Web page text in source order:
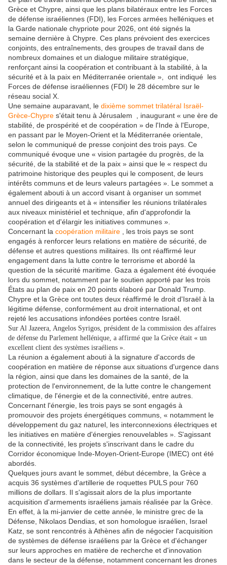
Grèce et Chypre, ainsi que les plans bilatéraux entre les Forces
de défense israéliennes (FDI), les Forces armées helléniques et
la Garde nationale chypriote pour 2026, ont été signés la
semaine dernière à Chypre. Ces plans prévoient des exercices
conjoints, des entraînements, des groupes de travail dans de
nombreux domaines et un dialogue militaire stratégique,
renforçant ainsi la coopération et contribuant à la stabilité, à la
sécurité et à la paix en Méditerranée orientale », ont indiqué les
Forces de défense israéliennes (FDI) le 28 décembre sur le
réseau social X.
Une semaine auparavant, le dixième sommet trilatéral Israël-
Grèce-Chypre s'était tenu à Jérusalem , inaugurant « une ère de
stabilité, de prospérité et de coopération » de l'Inde à l'Europe,
en passant par le Moyen-Orient et la Méditerranée orientale,
selon le communiqué de presse conjoint des trois pays. Ce
communiqué évoque une « vision partagée du progrès, de la
sécurité, de la stabilité et de la paix » ainsi que le « respect du
patrimoine historique des peuples qui le composent, de leurs
intérêts communs et de leurs valeurs partagées ». Le sommet a
également abouti à un accord visant à organiser un sommet
annuel des dirigeants et à « intensifier les réunions trilatérales
aux niveaux ministériel et technique, afin d'approfondir la
coopération et d'élargir les initiatives communes ».
Concernant la coopération militaire , les trois pays se sont
engagés à renforcer leurs relations en matière de sécurité, de
défense et autres questions militaires. Ils ont réaffirmé leur
engagement dans la lutte contre le terrorisme et abordé la
question de la sécurité maritime. Gaza a également été évoquée
lors du sommet, notamment par le soutien apporté par les trois
États au plan de paix en 20 points élaboré par Donald Trump.
Chypre et la Grèce ont toutes deux réaffirmé le droit d'Israël à la
légitime défense, conformément au droit international, et ont
rejeté les accusations infondées portées contre Israël.
Sur Al Jazeera, Angelos Syrigos, président de la commission des affaires
de défense du Parlement hellénique, a affirmé que la Grèce était « un
excellent client des systèmes israéliens ».
La réunion a également abouti à la signature d'accords de
coopération en matière de réponse aux situations d'urgence dans
la région, ainsi que dans les domaines de la santé, de la
protection de l'environnement, de la lutte contre le changement
climatique, de l'énergie et de la connectivité, entre autres.
Concernant l'énergie, les trois pays se sont engagés à
promouvoir des projets énergétiques communs, « notamment le
développement du gaz naturel, les interconnexions électriques et
les initiatives en matière d'énergies renouvelables ». S'agissant
de la connectivité, les projets s'inscrivant dans le cadre du
Corridor économique Inde-Moyen-Orient-Europe (IMEC) ont été
abordés.
Quelques jours avant le sommet, début décembre, la Grèce a
acquis 36 systèmes d'artillerie de roquettes PULS pour 760
millions de dollars. Il s'agissait alors de la plus importante
acquisition d'armements israéliens jamais réalisée par la Grèce.
En effet, à la mi-janvier de cette année, le ministre grec de la
Défense, Nikolaos Dendias, et son homologue israélien, Israel
Katz, se sont rencontrés à Athènes afin de négocier l'acquisition
de systèmes de défense israéliens par la Grèce et d'échanger
sur leurs approches en matière de recherche et d'innovation
dans le secteur de la défense, notamment concernant les drones